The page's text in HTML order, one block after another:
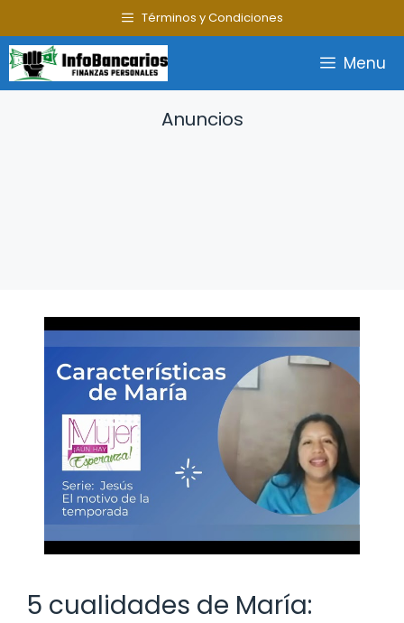
al
contenido
Términos y Condiciones
Menu
Anuncios
5 cualidades de María: